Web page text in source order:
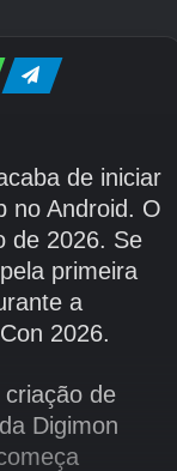
de iniciar
no Android. O
de 2026. Se
primeira
a
2026.
de
Digimon